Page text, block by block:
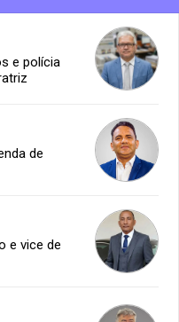
e polícia
de
e vice de